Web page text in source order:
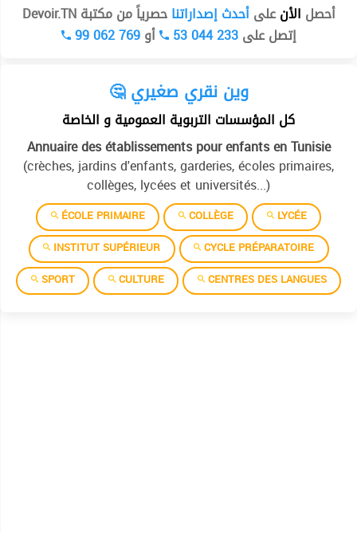
أحصل الأنعلىأحدث إصداراتناحصرياً من مكتبة Devoir.TN
إتصل على53 044 233 أو99 062 769
🤔 وين نقري صغيري
كل المؤسسات التربوية العمومية و الخاصة
Annuaire des établissements pour enfants en Tunisie
(crèches, jardins d'enfants, garderies, écoles primaires,
collèges, lycées et universités...)
ÉCOLE PRIMAIRE COLLÈGE
LYCÉE
INSTITUT SUPÉRIEUR
CYCLE PRÉPARATOIRE
SPORT
CULTURE CENTRES DES LANGUES